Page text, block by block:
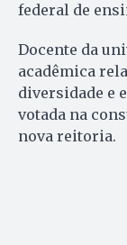
federal de
Docente da
acadêmica
diversidade e
votada na
nova reitoria.